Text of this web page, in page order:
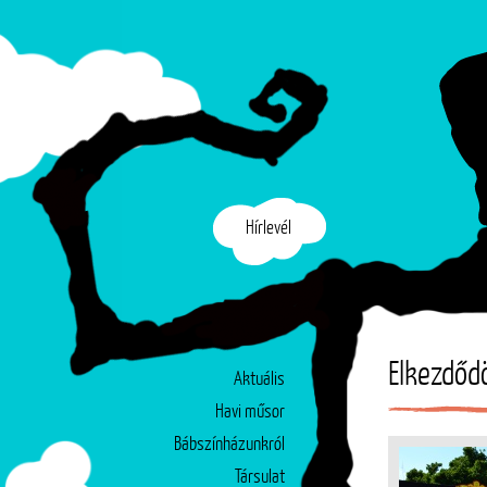
Hírlevél
Aktuális
Havi műsor
Bábszínházunkról
Társulat